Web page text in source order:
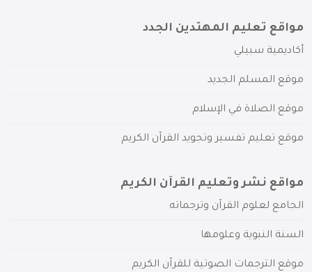
مواقع تعليم المهتدين الجدد
أكاديمية سبيلي
موقع المسلم الجديد
موقع الصلاة في الإسلام
موقع تعليم تفسير وتجويد القرآن الكريم
مواقع نشر وتعليم القرآن الكريم
الجامع لعلوم القرآن وترجماته
السنة النبوية وعلومها
موقع الترجمات الصوتية للقرآن الكريم